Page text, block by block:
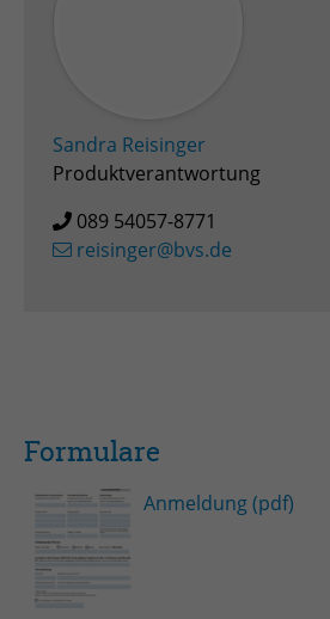
Sandra Reisinger
Produktverantwortung
089 54057-8771
reisinger@bvs.de
Formulare
Anmeldung (pdf)